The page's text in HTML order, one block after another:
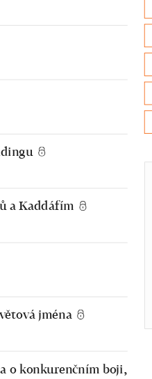
a Kaddáfím
jména
o konkurenčním boji,